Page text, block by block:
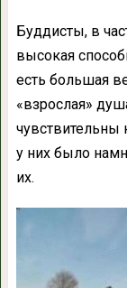
Буддисты, в
высокая
есть большая
«взрослая»
у них было
их.